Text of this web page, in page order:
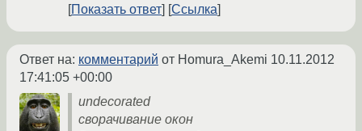
Показать ответ
Ссылка
Ответ на: комментарий от Homura_Akemi 10.11.2012
17:41:05 +00:00
undecorated
сворачивание окон